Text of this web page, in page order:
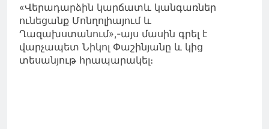
«Վերադարձին կարճատև կանգառներ
ունեցանք Մոնղոլիայում և
Ղազախստանում»,-այս մասին գրել է
վարչապետ Նիկոլ Փաշինյանը և կից
տեսանյութ հրապարակել։